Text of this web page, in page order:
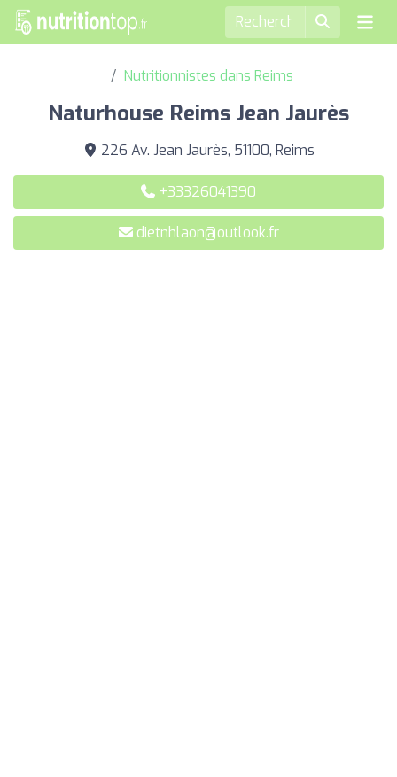
Nutritionnistes dans Reims
Naturhouse Reims Jean Jaurès
226 Av. Jean Jaurès, 51100, Reims
+33326041390
dietnhlaon@outlook.fr